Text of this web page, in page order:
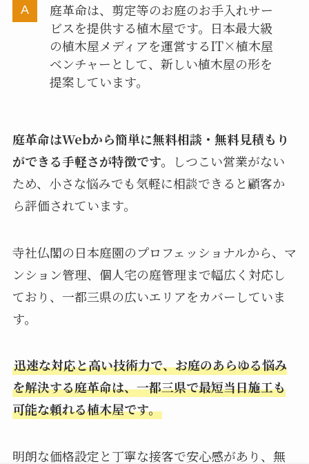
庭革命は、剪定等のお庭のお手入れサー
ビスを提供する植木屋です。日本最大級
の植木屋メディアを運営するIT×植木屋
ベンチャーとして、新しい植木屋の形を
提案しています。
庭革命はWebから簡単に無料相談・無料見積もり
ができる手軽さが特徴です。
しつこい営業がない
ため、小さな悩みでも気軽に相談できると顧客か
ら評価されています。
寺社仏閣の日本庭園のプロフェッショナルから、マ
ンション管理、個人宅の庭管理まで幅広く対応し
ており、一都三県の広いエリアをカバーしていま
す。
迅速な対応と高い技術力で、お庭のあらゆる悩み
を解決する庭革命は、一都三県で最短当日施工も
可能な頼れる植木屋です。
明朗な価格設定と丁寧な接客で安心感があり、無